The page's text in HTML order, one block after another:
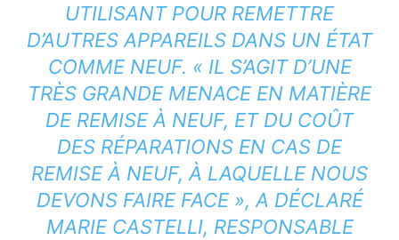
UTILISANT POUR REMETTRE
D’AUTRES APPAREILS DANS UN ÉTAT
COMME NEUF. « IL S’AGIT D’UNE
TRÈS GRANDE MENACE EN MATIÈRE
DE REMISE À NEUF, ET DU COÛT
DES RÉPARATIONS EN CAS DE
REMISE À NEUF, À LAQUELLE NOUS
DEVONS FAIRE FACE », A DÉCLARÉ
MARIE CASTELLI, RESPONSABLE